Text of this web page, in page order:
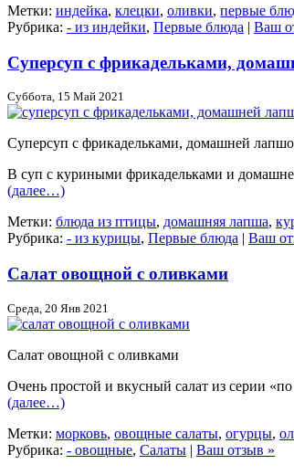
Метки: индейка, клецки, оливки, первые
Рубрика: - из индейки, Первые блюда | Ваш
Суперсуп с фрикадельками,
Суббота, 15 Май 2021
Суперсуп с фрикадельками, домашней
В суп с куриными фрикадельками и
(далее…)
Метки: блюда из птицы, домашняя лапша,
Рубрика: - из курицы, Первые блюда | Ваш
Салат овощной с оливками
Среда, 20 Янв 2021
Салат овощной с оливками
Очень простой и вкусный салат из серии
(далее…)
Метки: морковь, овощные салаты, огурцы,
Рубрика: - овощные, Салаты | Ваш отзыв »